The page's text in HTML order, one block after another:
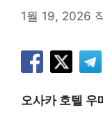
1월 19, 2026
오사카 호텔 우